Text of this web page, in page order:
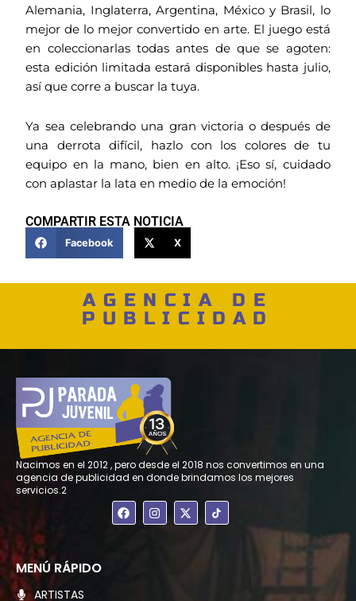
Alemania, Inglaterra, Argentina, México y Brasil, lo
mejor de lo mejor convertido en arte. El juego está
en coleccionarlas todas antes de que se agoten:
esta edición limitada estará disponibles hasta julio,
así que corre a buscar la tuya.
Ya sea celebrando una gran victoria o después de
una derrota difícil, hazlo con los colores de tu
equipo en la mano, bien en alto. ¡Eso sí, cuidado
con aplastar la lata en medio de la emoción!
COMPARTIR ESTA NOTICIA
Facebook X
AGENCIA DE
PUBLICIDAD
Nacimos en el 2012 , pero desde el 2018 nos convertimos en una
agencia de publicidad en donde brindamos los mejores
servicios.2
F
a
c
I
n
s
X
-
t
MENÚ RÁPIDO
ARTISTAS